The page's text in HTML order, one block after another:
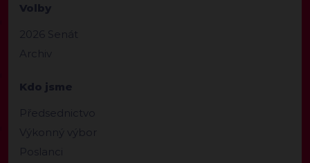
Volby
2026 Senát
Archiv
Kdo jsme
Předsednictvo
Výkonný výbor
Poslanci